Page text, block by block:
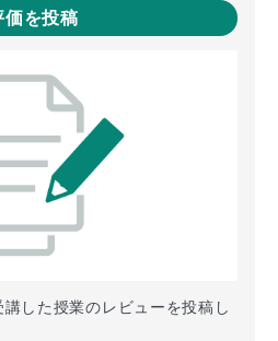
価を投稿
した授業のレビューを投稿し